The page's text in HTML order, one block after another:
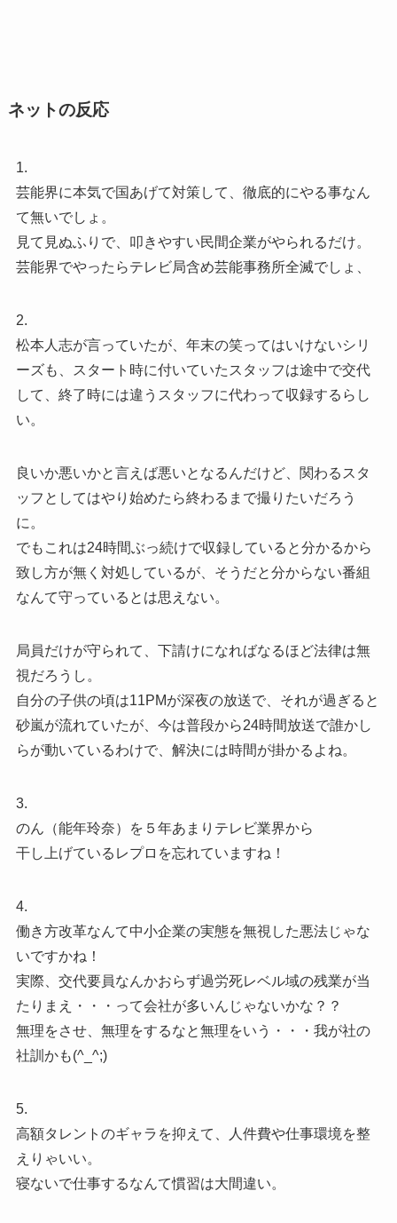
ネットの反応
1.
芸能界に本気で国あげて対策して、徹底的にやる事なん
て無いでしょ。
見て見ぬふりで、叩きやすい民間企業がやられるだけ。
芸能界でやったらテレビ局含め芸能事務所全滅でしょ、
2.
松本人志が言っていたが、年末の笑ってはいけないシリ
ーズも、スタート時に付いていたスタッフは途中で交代
して、終了時には違うスタッフに代わって収録するらし
い。
良いか悪いかと言えば悪いとなるんだけど、関わるスタ
ッフとしてはやり始めたら終わるまで撮りたいだろう
に。
でもこれは24時間ぶっ続けで収録していると分かるから
致し方が無く対処しているが、そうだと分からない番組
なんて守っているとは思えない。
局員だけが守られて、下請けになればなるほど法律は無
視だろうし。
自分の子供の頃は11PMが深夜の放送で、それが過ぎると
砂嵐が流れていたが、今は普段から24時間放送で誰かし
らが動いているわけで、解決には時間が掛かるよね。
3.
のん（能年玲奈）を５年あまりテレビ業界から
干し上げているレプロを忘れていますね！
4.
働き方改革なんて中小企業の実態を無視した悪法じゃな
いですかね！
実際、交代要員なんかおらず過労死レベル域の残業が当
たりまえ・・・って会社が多いんじゃないかな？？
無理をさせ、無理をするなと無理をいう・・・我が社の
社訓かも(^_^;)
5.
高額タレントのギャラを抑えて、人件費や仕事環境を整
えりゃいい。
寝ないで仕事するなんて慣習は大間違い。